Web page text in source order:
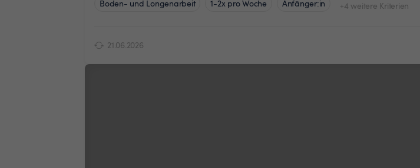
Boden- und Longenarbeit 1-2x pro Woche Anfänger:in +4 weitere Kriterien
21.06.2026